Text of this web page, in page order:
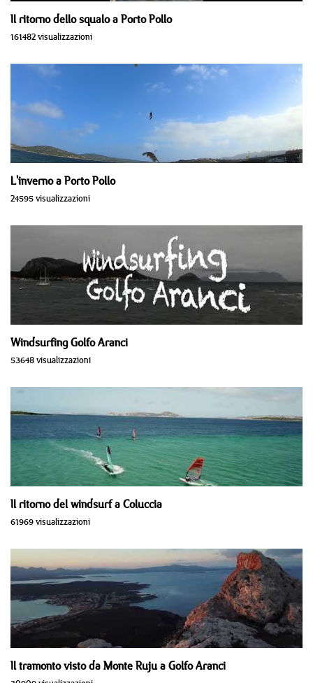
Il ritorno dello squalo a Porto Pollo
161482 visualizzazioni
L'inverno a Porto Pollo
24595 visualizzazioni
Windsurfing Golfo Aranci
53648 visualizzazioni
Il ritorno del windsurf a Coluccia
61969 visualizzazioni
Il tramonto visto da Monte Ruju a Golfo Aranci